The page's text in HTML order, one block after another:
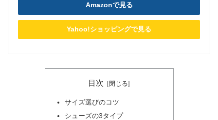
Amazonで見る
Yahoo!ショッピングで見る
目次
サイズ選びのコツ
シューズの3タイプ